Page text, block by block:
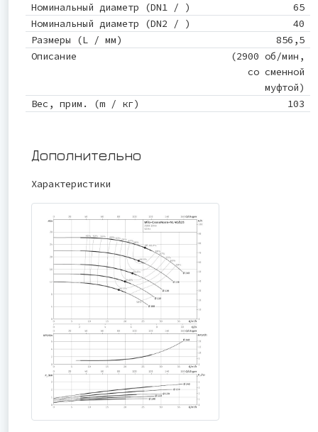
Номинальный диаметр (DN1 / )
65
Номинальный диаметр (DN2 / )
40
Размеры (L / мм)
856,5
Описание
(2900 об/мин,
со сменной
муфтой)
Вес, прим. (m / кг)
103
Дополнительно
Характеристики